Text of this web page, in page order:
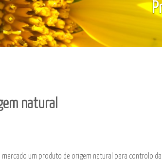
Prodemazores
natural
mercado um produto de origem natural para controlo